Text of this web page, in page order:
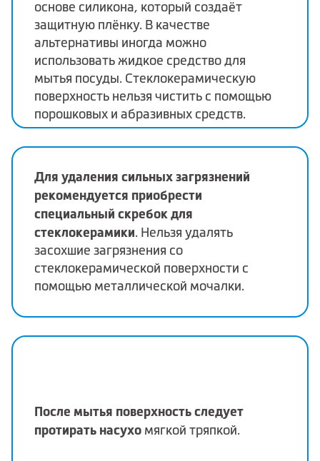
основе силикона, который создаёт
защитную плёнку. В качестве
альтернативы иногда можно
использовать жидкое средство для
мытья посуды. Стеклокерамическую
поверхность нельзя чистить с помощью
порошковых и абразивных средств.
Для удаления сильных загрязнений
рекомендуется приобрести
специальный скребок для
стеклокерамики. Нельзя удалять
засохшие загрязнения со
стеклокерамической поверхности с
помощью металлической мочалки.
После мытья поверхность следует
протирать насухо мягкой тряпкой.